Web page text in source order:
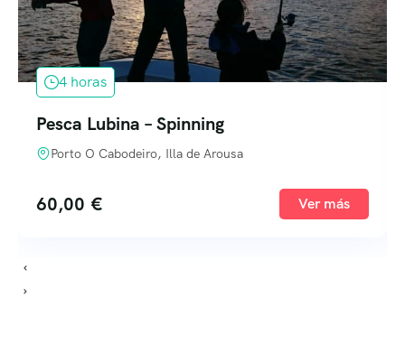
4 horas
Pesca Lubina – Spinning
Porto O Cabodeiro, Illa de Arousa
60,00 € Ver más